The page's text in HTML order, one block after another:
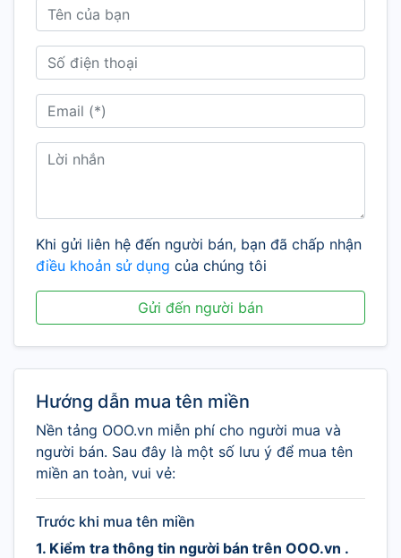
Khi gửi liên hệ đến người bán, bạn đã chấp nhận
điều khoản sử dụng của chúng tôi
Gửi đến người bán
Hướng dẫn mua tên miền
Nền tảng OOO.vn miễn phí cho người mua và
người bán. Sau đây là một số lưu ý để mua tên
miền an toàn, vui vẻ:
Trước khi mua tên miền
1. Kiểm tra thông tin người bán trên OOO.vn .